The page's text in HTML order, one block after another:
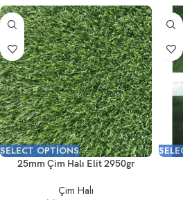
SELECT OPTIONS
25mm Çim Halı Elit 2950gr
Çim Halı